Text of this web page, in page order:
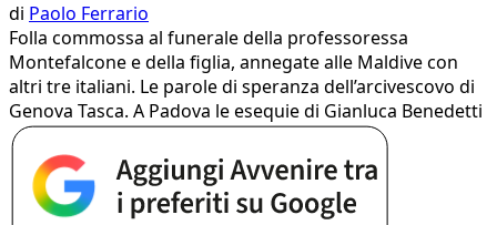
di Paolo Ferrario
Folla commossa al funerale della professoressa
Montefalcone e della figlia, annegate alle Maldive con
altri tre italiani. Le parole di speranza dell’arcivescovo di
Genova Tasca. A Padova le esequie di Gianluca Benedetti